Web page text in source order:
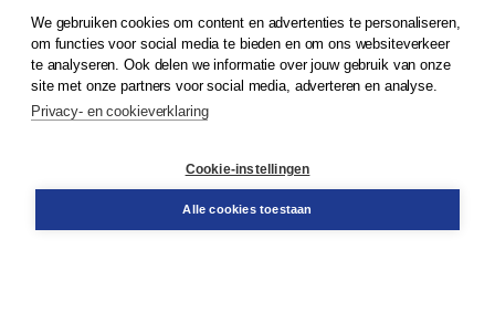
© 2026Koninklijke Boom uitgevers
Klantenservice
Service & informatie
Contact
We gebruiken cookies om content en advertenties te personaliseren,
om functies voor social media te bieden en om ons websiteverkeer
te analyseren. Ook delen we informatie over jouw gebruik van onze
site met onze partners voor social media, adverteren en analyse.
Privacy- en cookieverklaring
Cookie-instellingen
Alle cookies toestaan